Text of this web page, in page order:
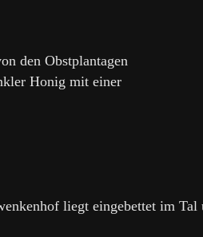
den Obstplantagen
Honig mit einer
liegt eingebettet im Tal